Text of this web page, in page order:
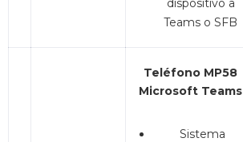
dispositivo a
Teams o SFB
Teléfono MP58
Microsoft Teams
Sistema